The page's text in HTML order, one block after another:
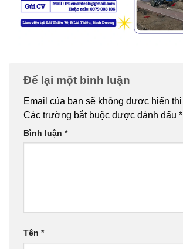
Để lại một bình luận
Email của bạn sẽ không được hiển
Các trường bắt buộc được đánh dấu *
Bình luận *
Tên *